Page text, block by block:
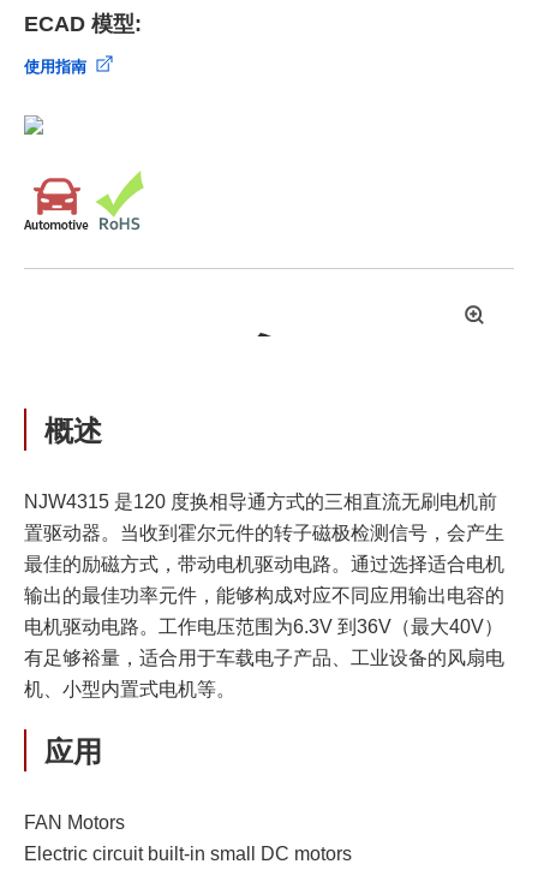
ECAD 模型:
使用指南
拡
概述
NJW4315 是120 度换相导通方式的三相直流无刷电机前
置驱动器。当收到霍尔元件的转子磁极检测信号，会产生
最佳的励磁方式，带动电机驱动电路。通过选择适合电机
输出的最佳功率元件，能够构成对应不同应用输出电容的
电机驱动电路。工作电压范围为6.3V 到36V（最大40V）
有足够裕量，适合用于车载电子产品、工业设备的风扇电
机、小型内置式电机等。
应用
FAN Motors
Electric circuit built-in small DC motors